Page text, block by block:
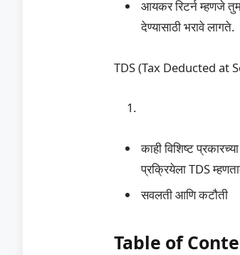
आयकर रिटर्न म्हणजे
देण्यासाठी भरावे लागते.
TDS (Tax Deducted at
काही विशिष्ट
प्रक्रियेला TDS
सवलती आणि कटौती
Table of